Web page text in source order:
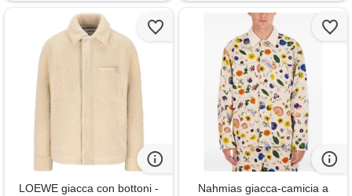
LOEWE giacca con bottoni -
Nahmias giacca-camicia a